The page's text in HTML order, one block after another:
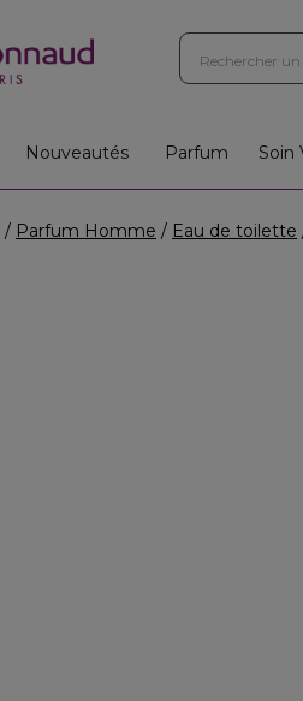
Nouveautés Parfum Soin
Parfum Homme Eau de toilette